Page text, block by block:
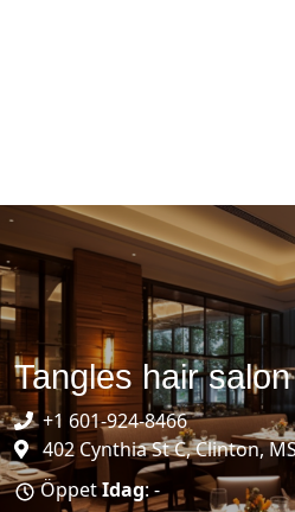
Tangles hair salon
+1 601-924-8466
402 Cynthia St C, Clinton,
ÖppetIdag: -